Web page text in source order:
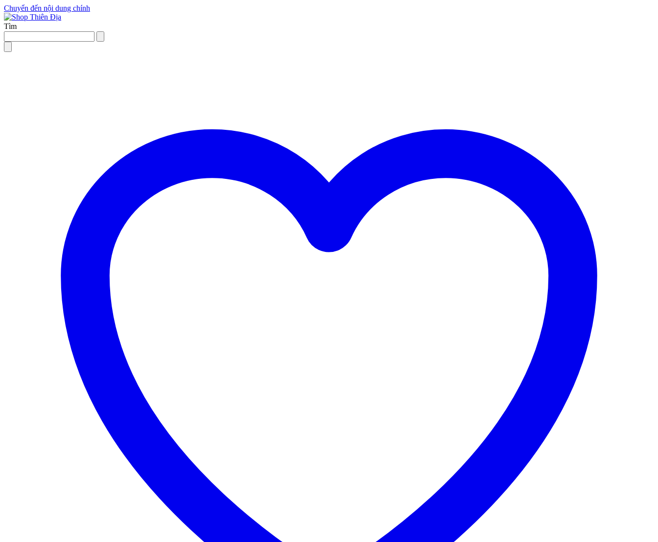
Chuyển đến nội dung chính
Tìm